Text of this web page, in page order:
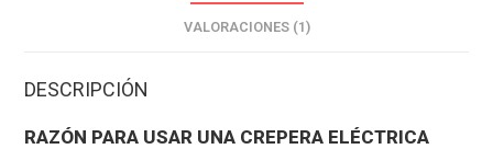
VALORACIONES (1)
DESCRIPCIÓN
RAZÓN PARA USAR UNA CREPERA ELÉCTRICA